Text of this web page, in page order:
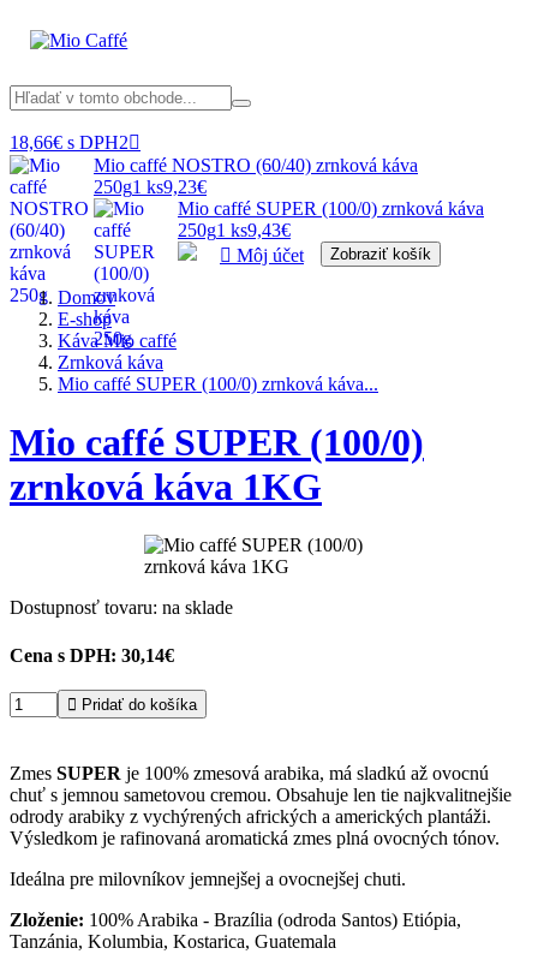
18,66€ s DPH2
Mio caffé NOSTRO (60/40) zrnková káva
250g1 ks9,23€
Mio caffé SUPER (100/0) zrnková káva
250g1 ks9,43€
Zobraziť košík
 Môj účet
Domov
E-shop
Káva Mio caffé
Zrnková káva
Mio caffé SUPER (100/0) zrnková káva...
Mio caffé SUPER (100/0)
zrnková káva 1KG
Dostupnosť tovaru: na sklade
Cena s DPH: 30,14€
 Pridať do košíka
Zmes SUPER je 100% zmesová arabika, má sladkú až ovocnú
chuť s jemnou sametovou cremou. Obsahuje len tie najkvalitnejšie
odrody arabiky z vychýrených afrických a amerických plantáži.
Výsledkom je rafinovaná aromatická zmes plná ovocných tónov.
Ideálna pre milovníkov jemnejšej a ovocnejšej chuti.
Zloženie: 100% Arabika - Brazília (odroda Santos) Etiópia,
Tanzánia, Kolumbia, Kostarica, Guatemala